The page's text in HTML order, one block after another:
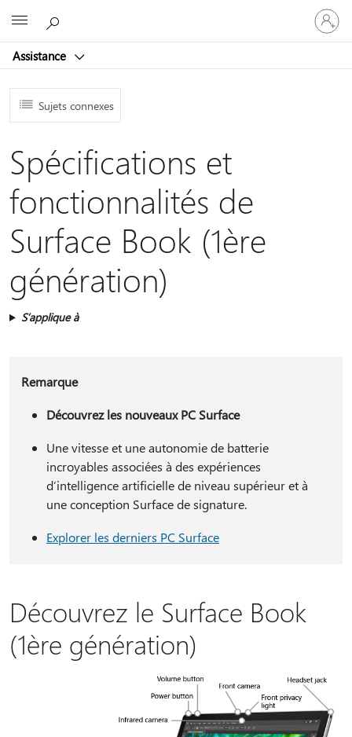
Assistance
vous
à
compte
Sujets connexes
Spécifications et
fonctionnalités de
Surface Book (1ère
génération)
S’applique à
Remarque
Découvrez les nouveaux PC Surface
Une vitesse et une autonomie de batterie
incroyables associées à des expériences
d’intelligence artificielle de niveau supérieur et à
une conception Surface de signature.
Explorer les derniers PC Surface
Découvrez le Surface Book
(1ère génération)